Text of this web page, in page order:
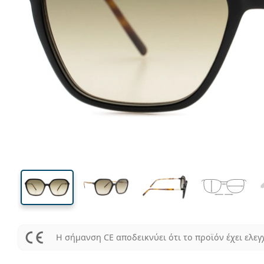
Μήκος σκελετού
49 mm
Ύψος φακού Μήκος φακού
Μήκος
Η σήμανση CE αποδεικνύει ότι το προϊόν έχει